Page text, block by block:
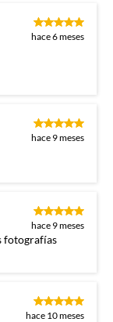
hace 6 meses
hace 9 meses
hace 9 meses
fotografías
hace 10 meses